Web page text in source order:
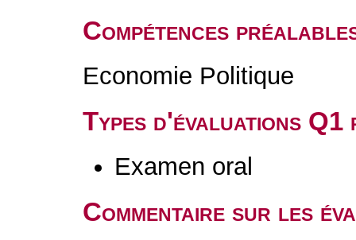
Compétences
Economie Politique
Types d'évaluations
Examen oral
Commentaire sur les